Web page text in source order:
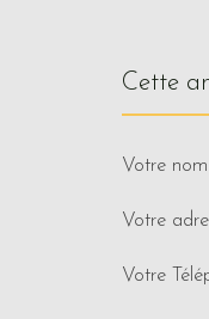
cette
Votre
Votre
Votre